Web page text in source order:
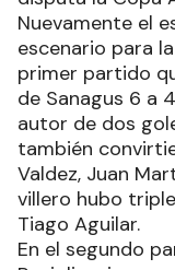
Nuevamente el
escenario para
primer partido
de Sanagus 6 a
autor de dos
también
Valdez, Juan
villero hubo
Tiago Aguilar.
En el segundo